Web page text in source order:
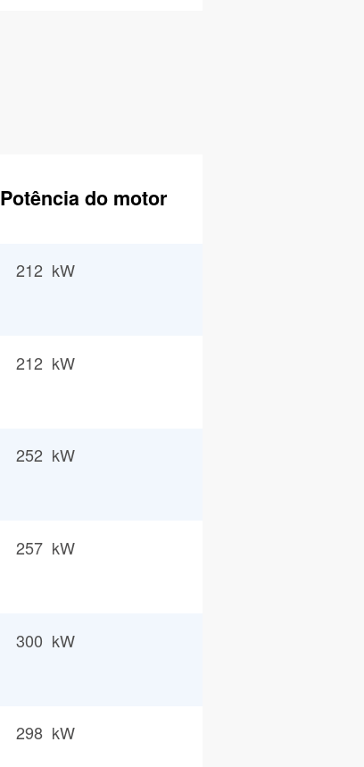
Potência do motor
212 kW
212 kW
252 kW
257 kW
300 kW
298 kW